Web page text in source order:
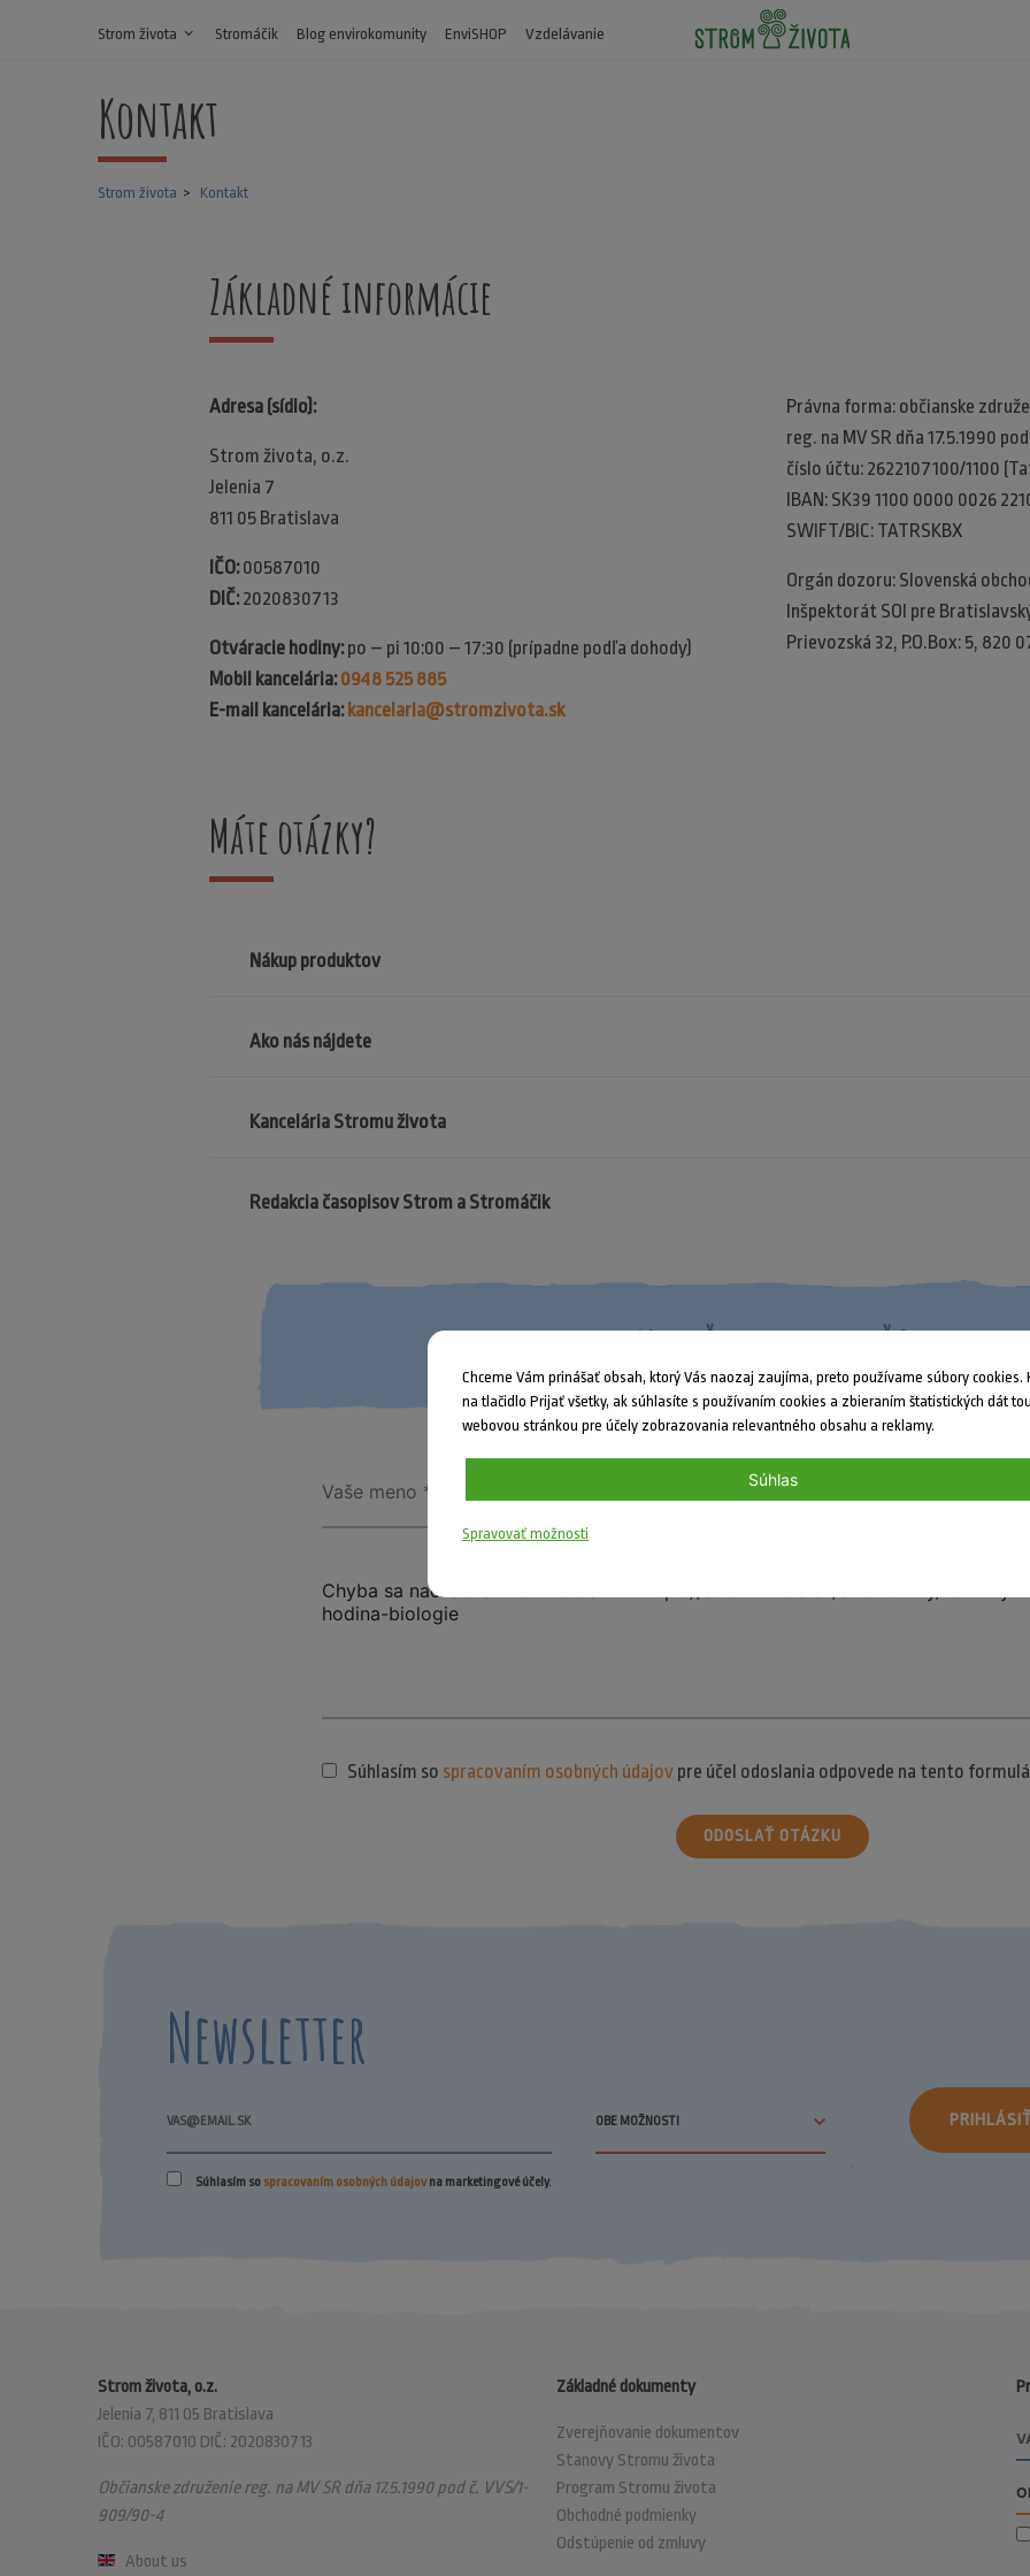
Strom života expand_more Stromáčik Blog envirokomunity EnviSHOP Vzdelávanie
Kontakt
Strom života Kontakt
Základné informácie
Adresa (sídlo):
Strom života, o.z.
Jelenia 7
811 05 Bratislava
IČO:00587010
DIČ:2020830713
Otváracie hodiny:po – pi 10:00 – 17:30 (prípadne podľa dohody)
Mobil kancelária:0948 525 885
E-mail kancelária:kancelaria@stromzivota.sk
Právna forma: občianske
reg. na MV SR dňa 17.5.1990
číslo účtu: 2622107100/1100
IBAN: SK39 1100 0000 0026
SWIFT/BIC: TATRSKBX
Orgán dozoru: Slovenská
Inšpektorát SOI pre
Prievozská 32, P.O.Box: 5, 820
Máte otázky?
Nákup produktov
Ako nás nájdete
Kancelária Stromu života
Redakcia časopisov Strom a Stromáčik
Nenašli ste odpoveď?
Súhlasím so spracovaním osobných údajovpre účel odoslania odpovede na tento
ODOSLAŤ OTÁZKU
Newsletter
Súhlasím so spracovaním osobných údajovna marketingové účely.
Strom života, o.z.
Jelenia 7, 811 05 Bratislava
IČO: 00587010 DIČ: 2020830713
Občianske združenie reg. na MV SR dňa 17.5.1990 pod č. VVS/1-
909/90-4
About us
Základné dokumenty
Zverejňovanie dokumentov
Stanovy Stromu života
Program Stromu života
Obchodné podmienky
Odstúpenie od zmluvy
Chceme Vám prinášať obsah, ktorý Vás naozaj zaujíma, preto používame súbory cookies.
na tlačidlo Prijať všetky, ak súhlasíte s používaním cookies a zbieraním štatistických dát
webovou stránkou pre účely zobrazovania relevantného obsahu a reklamy.
Súhlas
Spravovať možnosti